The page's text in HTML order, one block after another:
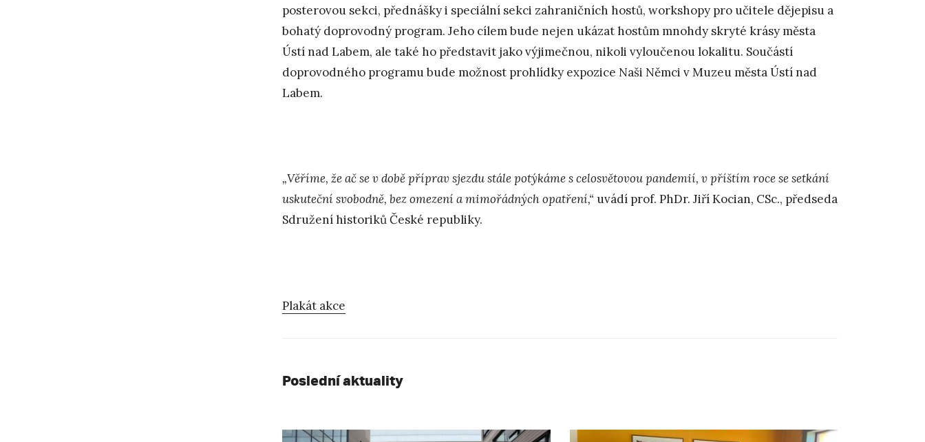
posterovou sekci, přednášky i speciální sekci zahraničních hostů, workshopy pro učitele dějepisu a
bohatý doprovodný program. Jeho cílem bude nejen ukázat hostům mnohdy skryté krásy města
Ústí nad Labem, ale také ho představit jako výjimečnou, nikoli vyloučenou lokalitu. Součástí
doprovodného programu bude možnost prohlídky expozice Naši Němci v Muzeu města Ústí nad
Labem.
„Věříme, že ač se v době příprav sjezdu stále potýkáme s celosvětovou pandemií, v příštím roce se setkání
uskuteční svobodně, bez omezení a mimořádných opatření,“ uvádí prof. PhDr. Jiří Kocian, CSc., předseda
Sdružení historiků České republiky.
Plakát akce
Poslední aktuality